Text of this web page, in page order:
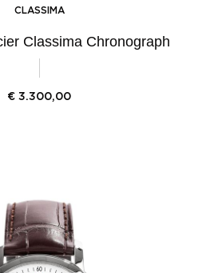
CLASSIMA
Classima Chronograph
€ 3.300,00